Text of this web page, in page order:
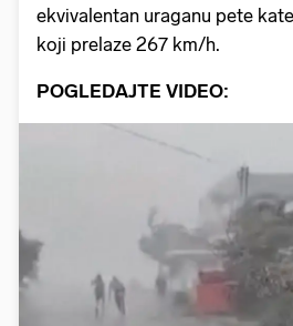
ekvivalentan uraganu pete
koji prelaze 267 km/h.
POGLEDAJTE VIDEO:
Pokretanje videa...